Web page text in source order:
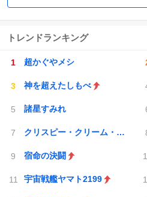
トレンドランキング
超かぐやメシ
神を超えたしもべ
諸星すみれ
クリスピー・クリーム・ドーナツ
宿命の決闘
宇宙戦艦ヤマト2199